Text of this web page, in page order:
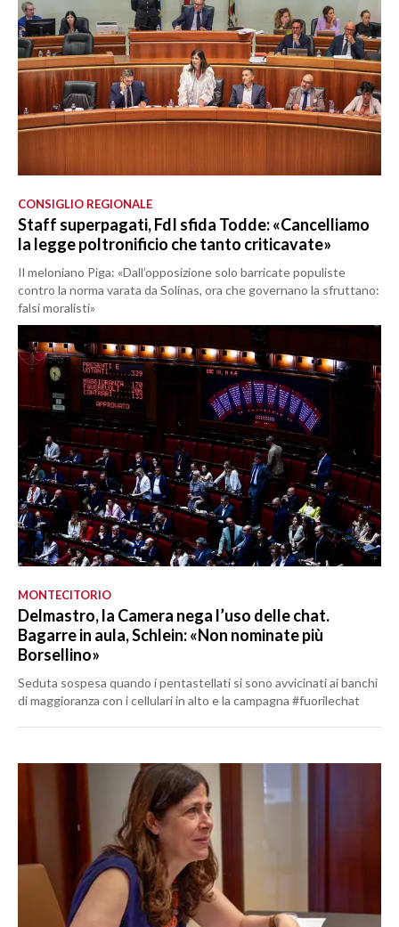
CONSIGLIO REGIONALE
Staff superpagati, FdI sfida Todde: «Cancelliamo
la legge poltronificio che tanto criticavate»
Il meloniano Piga: «Dall’opposizione solo barricate populiste
contro la norma varata da Solinas, ora che governano la sfruttano:
falsi moralisti»
MONTECITORIO
Delmastro, la Camera nega l’uso delle chat.
Bagarre in aula, Schlein: «Non nominate più
Borsellino»
Seduta sospesa quando i pentastellati si sono avvicinati ai banchi
di maggioranza con i cellulari in alto e la campagna #fuorilechat